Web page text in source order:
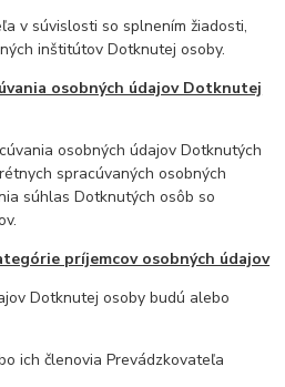
v súvislosti so splnením žiadosti,
inštitútov Dotknutej osoby.
osobných údajov Dotknutej
osobných údajov Dotknutých
spracúvaných osobných
súhlas Dotknutých osôb so
príjemcov osobných údajov
Dotknutej osoby budú alebo
ich členovia Prevádzkovateľa